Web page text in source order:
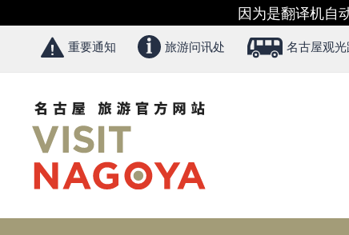
因为是翻译机自
重要通知 旅游问讯处 名古屋观